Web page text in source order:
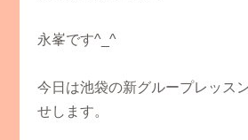
永峯です^_^
今日は池袋の新グループレッス
せします。